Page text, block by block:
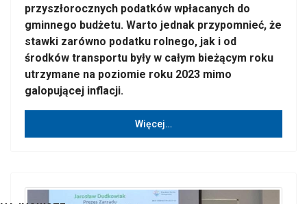
przyszłorocznych podatków wpłacanych do
gminnego budżetu. Warto jednak przypomnieć, że
stawki zarówno podatku rolnego, jak i od
środków transportu były w całym bieżącym roku
utrzymane na poziomie roku 2023 mimo
galopującej inflacji.
Więcej…